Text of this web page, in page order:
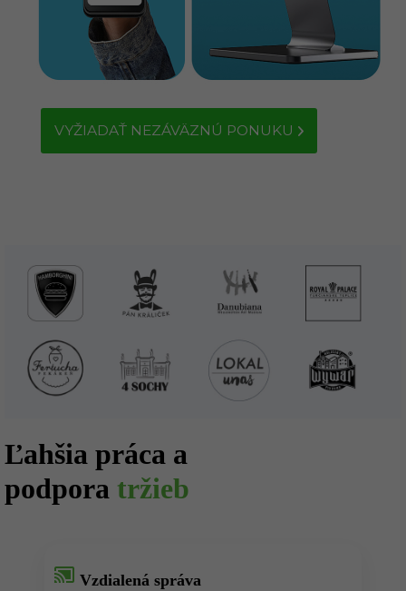
VYŽIADAŤ NEZÁVÄZNÚ PONUKU
Ľahšia práca a
podpora tržieb
cast_connected Vzdialená správa